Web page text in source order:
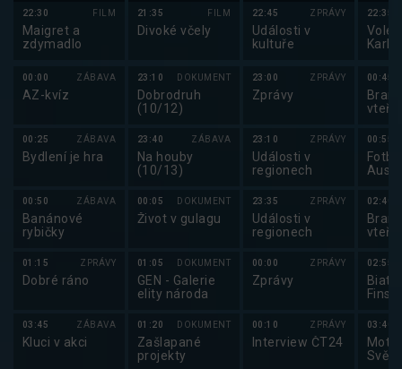
22:30 FILM
Maigret a
zdymadlo
00:00 ZÁBAVA
AZ-kvíz
00:25 ZÁBAVA
Bydlení je hra
00:50 ZÁBAVA
Banánové
rybičky
01:15 ZPRÁVY
Dobré ráno
03:45 ZÁBAVA
Kluci v akci
21:35 FILM
Divoké včely
23:10 DOKUMENT
Dobrodruh
(10/12)
23:40 ZÁBAVA
Na houby
(10/13)
00:05 DOKUMENT
Život v gulagu
01:05 DOKUMENT
GEN - Galerie
elity národa
01:20 DOKUMENT
Zašlapané
projekty
22:45 ZPRÁVY
Události v
kultuře
23:00 ZPRÁVY
Zprávy
23:10 ZPRÁVY
Události v
regionech
23:35 ZPRÁVY
Události v
regionech
00:00 ZPRÁVY
Zprávy
00:10 ZPRÁVY
Interview ČT24
22:35
00:45
00:55
02:40
02:55
03:40
Svět